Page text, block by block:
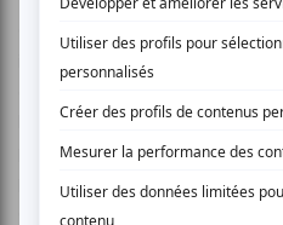
Ghislain Poirier n'a plus à faire
il a fait vibrer les amplis à
hip hop dans le sang. Empire
pratique avec acharnement.
premier album Brand New
et hip hop, rien de moins. Le